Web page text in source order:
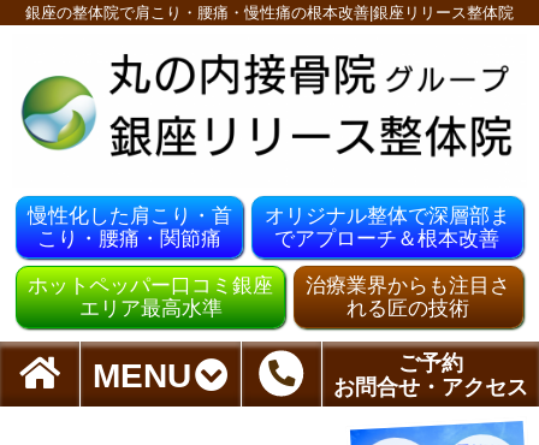
銀座の整体院で肩こり・腰痛・慢性痛の根本改善|銀座リリース整体院
慢性化した肩こり・首
こり・腰痛・関節痛
オリジナル整体で深層部ま
でアプローチ＆根本改善
ホットペッパー口コミ銀座
エリア最高水準
治療業界からも注目さ
れる匠の技術
MENU
ご予約
お問合せ・アクセス